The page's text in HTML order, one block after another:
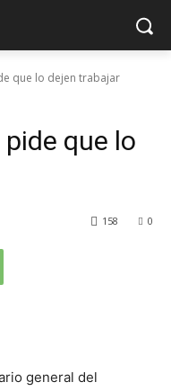
que lo dejen trabajar
que lo
0
158
general del